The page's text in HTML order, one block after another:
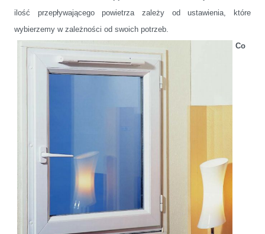
ilość przepływającego powietrza zależy od ustawienia, które
wybierzemy w zależności od swoich potrzeb.
Co